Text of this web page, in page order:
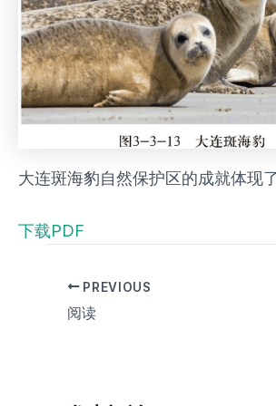
大连斑海豹自然保护区的成就体现
下载PDF
PREVIOUS
阅读